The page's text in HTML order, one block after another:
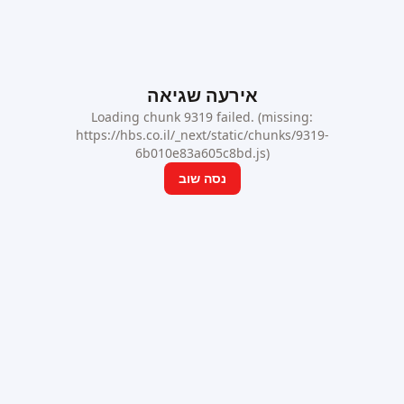
אירעה שגיאה
Loading chunk 9319 failed. (missing:
https://hbs.co.il/_next/static/chunks/9319-
6b010e83a605c8bd.js)